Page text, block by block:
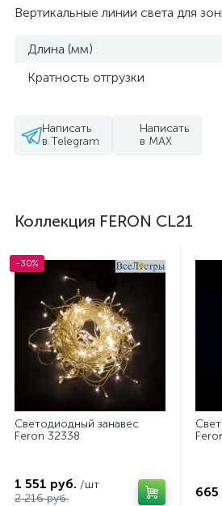
Вертикальные линии света для
Длина (мм)
Кратность отгрузки
Написать
в Telegram
Написать
в MAX
Коллекция FERON CL21
-30%
Светодиодный занавес
Feron 32338
1 551 руб. /шт
2 216 руб.
665